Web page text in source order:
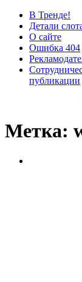
В Тренде!
Детали
О сайте
Ошибка 404
публикации
Метка: